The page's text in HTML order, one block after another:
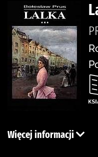
Więcej informacji